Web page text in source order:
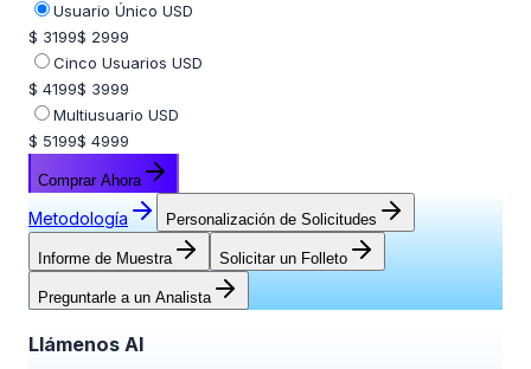
Usuario Único USD
$ 3199$ 2999
Cinco Usuarios USD
$ 4199$ 3999
Multiusuario USD
$ 5199$ 4999
Comprar Ahora
Metodología Personalización de Solicitudes
Informe de Muestra Solicitar un Folleto
Preguntarle a un Analista
Llámenos Al